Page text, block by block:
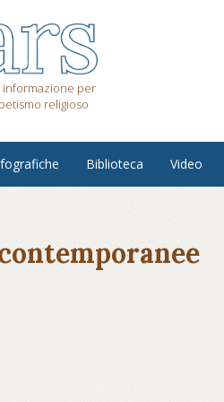
informazione per
religioso
Biblioteca Video